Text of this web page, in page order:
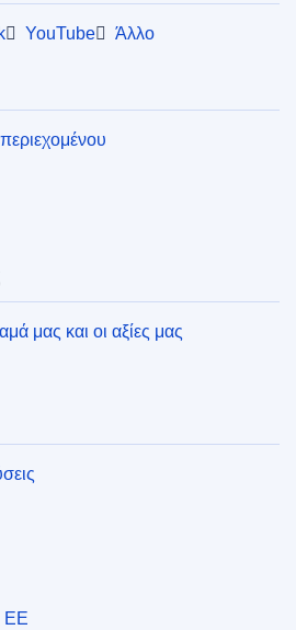
YouTube Άλλο
μας και οι αξίες μας
ΕΕ